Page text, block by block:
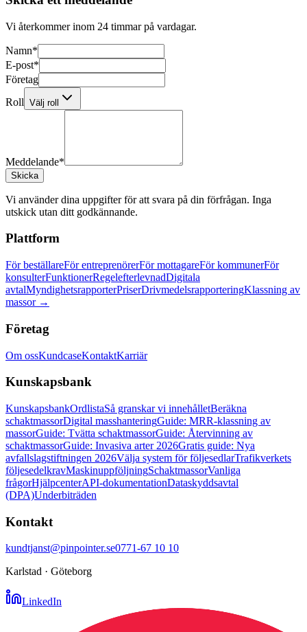
Vi återkommer inom 24 timmar på vardagar.
Namn*
E-post*
Företag
Roll Välj roll
Meddelande*
Skicka
Vi använder dina uppgifter för att svara på din förfrågan. Inga
utskick utan ditt godkännande.
Plattform
För beställareFör entreprenörerFör mottagareFör kommunerFör
konsulterFunktionerRegelefterlevnadDigitala
avtalMyndighetsrapporterPriserDrivmedelsrapporteringKlassning av
massor →
Företag
Om ossKundcaseKontaktKarriär
Kunskapsbank
KunskapsbankOrdlistaSå granskar vi innehålletBeräkna
schaktmassorDigital masshanteringGuide: MRR-klassning av
massorGuide: Tvätta schaktmassorGuide: Återvinning av
schaktmassorGuide: Invasiva arter 2026Gratis guide: Nya
avfallslagstiftningen 2026Välja system för följesedlarTrafikverkets
följesedelkravMaskinuppföljningSchaktmassorVanliga
frågorHjälpcenterAPI-dokumentationDataskyddsavtal
(DPA)Underbiträden
Kontakt
kundtjanst@pinpointer.se0771-67 10 10
Karlstad · Göteborg
LinkedIn